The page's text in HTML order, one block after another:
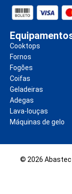
Cooktops
Fornos
Fogões
Coifas
Geladeiras
Adegas
Lava-louças
Máquinas de gelo
© 2026